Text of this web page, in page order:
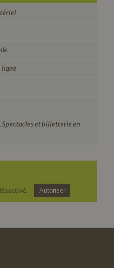
ligne
et billetterie en
Autoriser